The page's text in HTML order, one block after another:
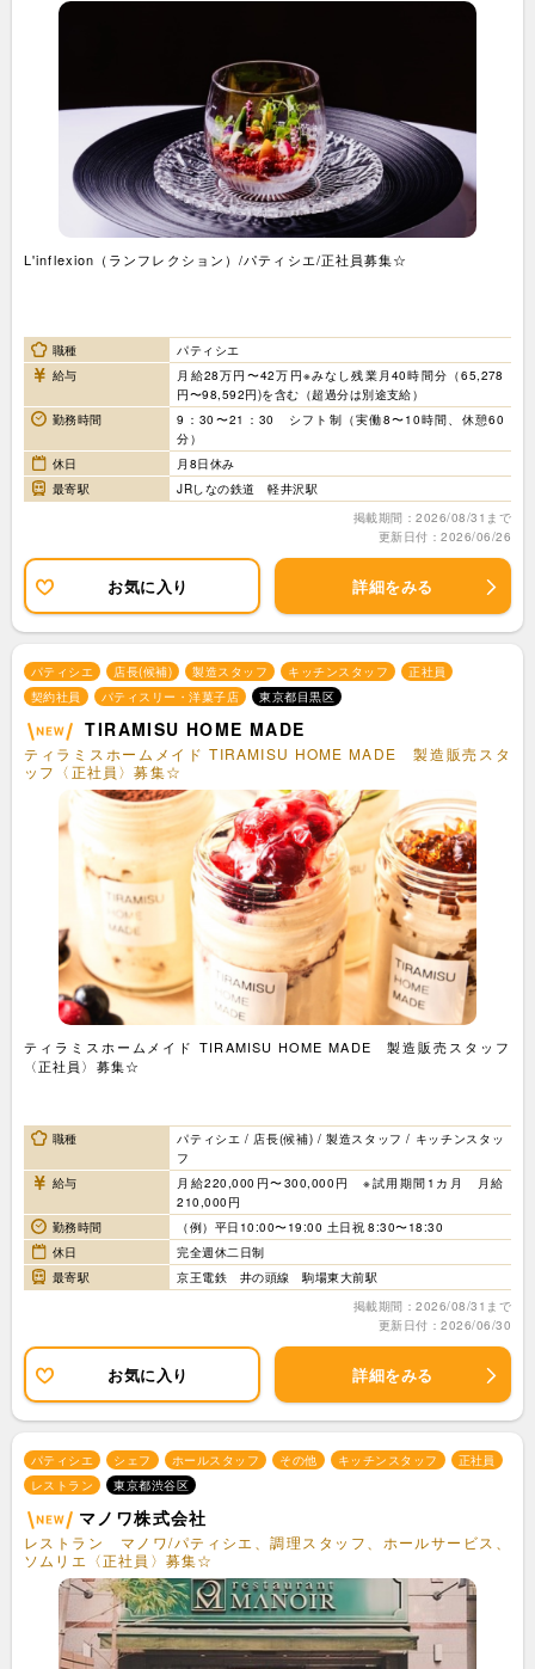
L'inflexion（ランフレクション）/パティシエ/正社員募集☆
職種
パティシエ
給与
月給28万円〜42万円※みなし残業月40時間分（65,278
円〜98,592円)を含む（超過分は別途支給）
勤務時間
9：30〜21：30 シフト制（実働8〜10時間、休憩60
分）
休日
月8日休み
最寄駅
JRしなの鉄道 軽井沢駅
掲載期間：2026/08/31まで
更新日付：2026/06/26
お気に入り 詳細をみる
パティシエ 店長(候補) 製造スタッフ キッチンスタッフ
正社員
契約社員
パティスリー・洋菓子店 東京都目黒区
TIRAMISU HOME MADE
ティラミスホームメイド TIRAMISU HOME MADE 製造販売スタ
ッフ〈正社員〉募集☆
ティラミスホームメイド TIRAMISU HOME MADE 製造販売スタッフ
〈正社員〉募集☆
職種
パティシエ / 店長(候補) / 製造スタッフ / キッチンスタッ
フ
給与
月給220,000円〜300,000円 ※試用期間1カ月 月給
210,000円
勤務時間
（例）平日10:00〜19:00 土日祝 8:30〜18:30
休日
完全週休二日制
最寄駅
京王電鉄 井の頭線 駒場東大前駅
掲載期間：2026/08/31まで
更新日付：2026/06/30
お気に入り 詳細をみる
パティシエ シェフ ホールスタッフ その他 キッチンスタッフ
正社員
レストラン
東京都渋谷区
マノワ株式会社
レストラン マノワ/パティシエ、調理スタッフ、ホールサービス、
ソムリエ〈正社員〉募集☆